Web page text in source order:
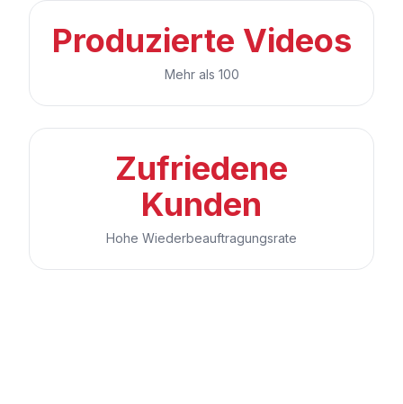
Produzierte Videos
Mehr als 100
Zufriedene
Kunden
Hohe Wiederbeauftragungsrate